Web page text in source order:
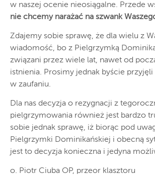
w naszej ocenie nieosiągalne. Przede
nie chcemy narażać na szwank
Zdajemy sobie sprawę, że dla wielu z
wiadomość, bo z Pielgrzymką
związani przez wiele lat, nawet od
istnienia. Prosimy jednak byście przyjęli
w zaufaniu.
Dla nas decyzja o rezygnacji z
pielgrzymowania również jest bardzo
sobie jednak sprawę, iż biorąc pod
Pielgrzymki Dominikańskiej i obecną
jest to decyzja konieczna i jedyna
o. Piotr Ciuba OP, przeor klasztoru